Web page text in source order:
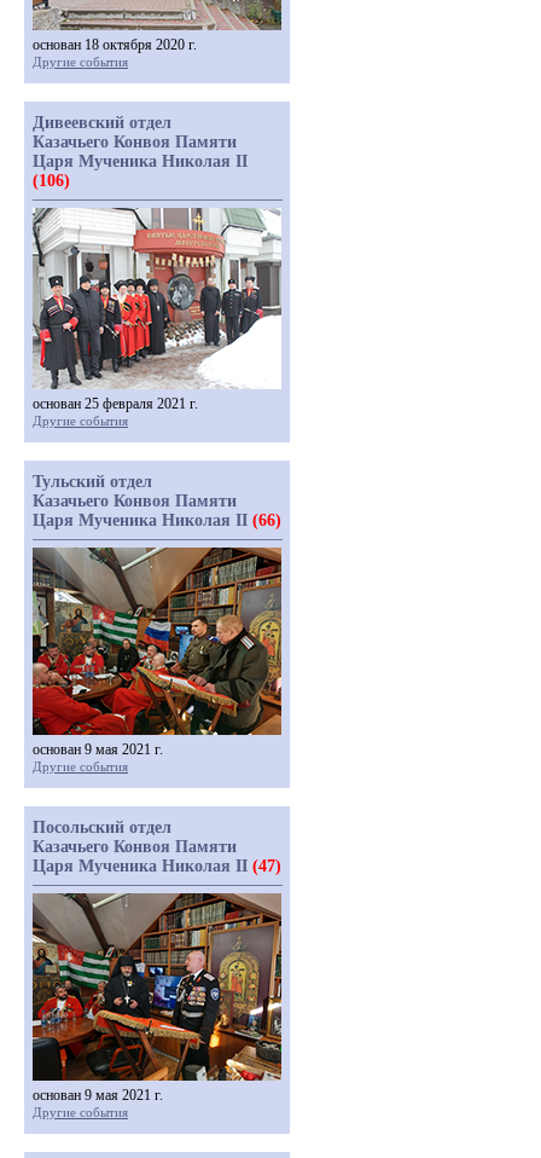
основан 18 октября 2020 г.
Другие события
Дивеевский отдел
Казачьего Конвоя Памяти
Царя Мученика Николая II
(106)
основан 25 февраля 2021 г.
Другие события
Тульский отдел
Казачьего Конвоя Памяти
Царя Мученика Николая II (66)
основан 9 мая 2021 г.
Другие события
Посольский отдел
Казачьего Конвоя Памяти
Царя Мученика Николая II (47)
основан 9 мая 2021 г.
Другие события